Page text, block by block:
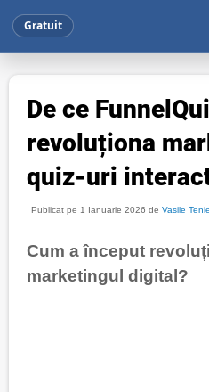
Gratuit
De ce
revoluționa
quiz-uri
Publicat pe 1 Ianuarie 2026 de Vasile Tenie
Cum a început
marketingul digital?